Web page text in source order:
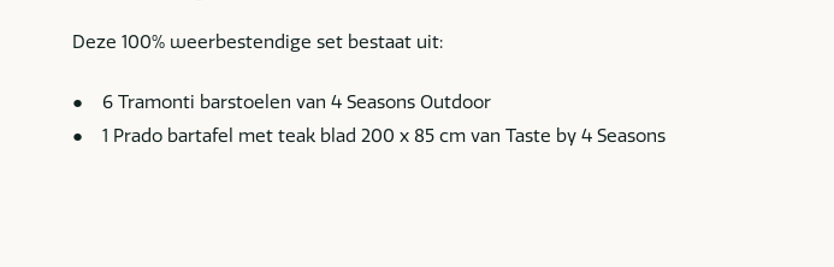
Deze 100% weerbestendige set bestaat uit:
● 6 Tramonti barstoelen van 4 Seasons Outdoor
● 1 Prado bartafel met teak blad 200 x 85 cm van Taste by 4 Seasons